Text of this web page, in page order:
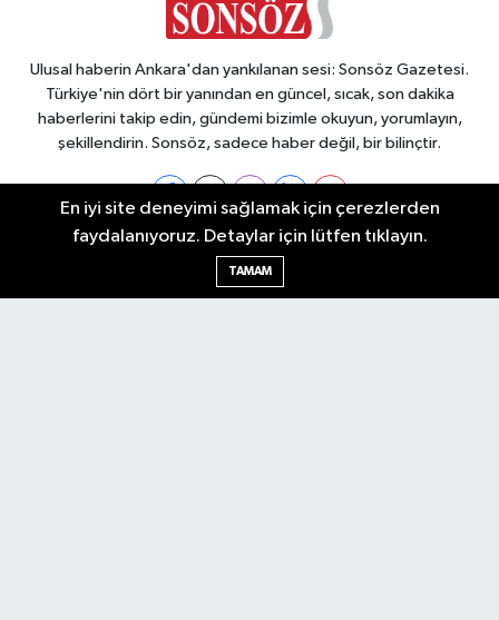
Ulusal haberin Ankara'dan yankılanan sesi: Sonsöz Gazetesi.
Türkiye'nin dört bir yanından en güncel, sıcak, son dakika
haberlerini takip edin, gündemi bizimle okuyun, yorumlayın,
şekillendirin. Sonsöz, sadece haber değil, bir bilinçtir.
Ankara Nöbetçi Eczaneler
En iyi site deneyimi sağlamak için çerezlerden
faydalanıyoruz. Detaylar için lütfen tıklayın.
TAMAM